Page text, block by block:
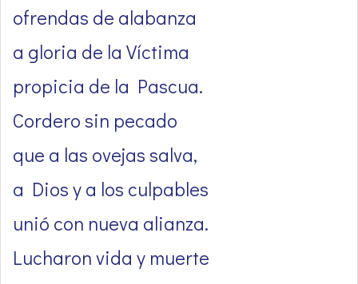
ofrendas de alabanza
a gloria de la Víctima
propicia de la Pascua.
Cordero sin pecado
que a las ovejas salva,
a Dios y a los culpables
unió con nueva alianza.
Lucharon vida y muerte